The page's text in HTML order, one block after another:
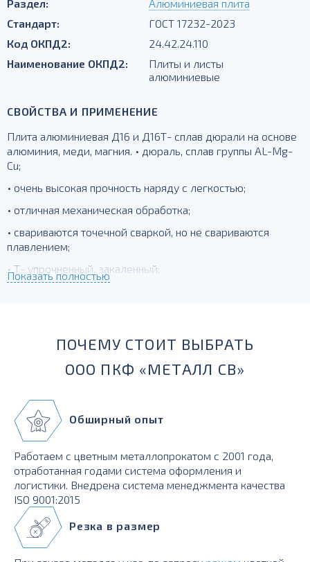
Раздел:
Алюминиевая плита
Стандарт:
ГОСТ 17232-2023
Код ОКПД2:
24.42.24.110
Наименование ОКПД2:
Плиты и листы
алюминиевые
СВОЙСТВА И ПРИМЕНЕНИЕ
Плита алюминиевая Д16 и Д16Т- сплав дюрали на основе
алюминия, меди, магния. • дюраль, сплав группы AL-Mg-
Cu;
• очень высокая прочность наряду с легкостью;
• отличная механическая обработка;
• свариваются точечной сваркой, но не свариваются
плавлением;
• Т- упрочненный, закаленный;
Показать полностью
ПОЧЕМУ СТОИТ ВЫБРАТЬ
ООО ПКФ «МЕТАЛЛ СВ»
Обширный опыт
Работаем с цветным металлопрокатом с 2001 года,
отработанная годами система оформления и
логистики. Внедрена система менеджмента качества
ISO 9001:2015
Резка в размер